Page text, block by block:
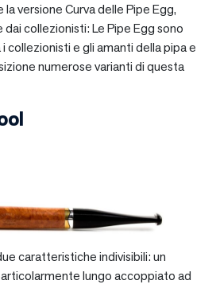
versione Curva delle Pipe Egg,
collezionisti: Le Pipe Egg sono
collezionisti e gli amanti della pipa e
numerose varianti di questa
caratteristiche indivisibili: un
lungo accoppiato ad